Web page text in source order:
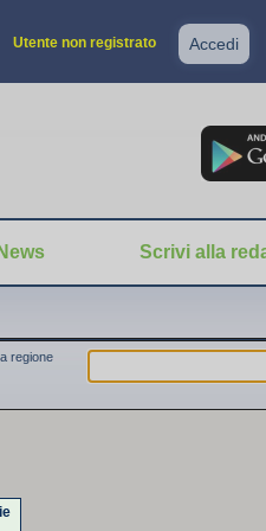
Scrivi alla
regione
Utente non registrato Accedi